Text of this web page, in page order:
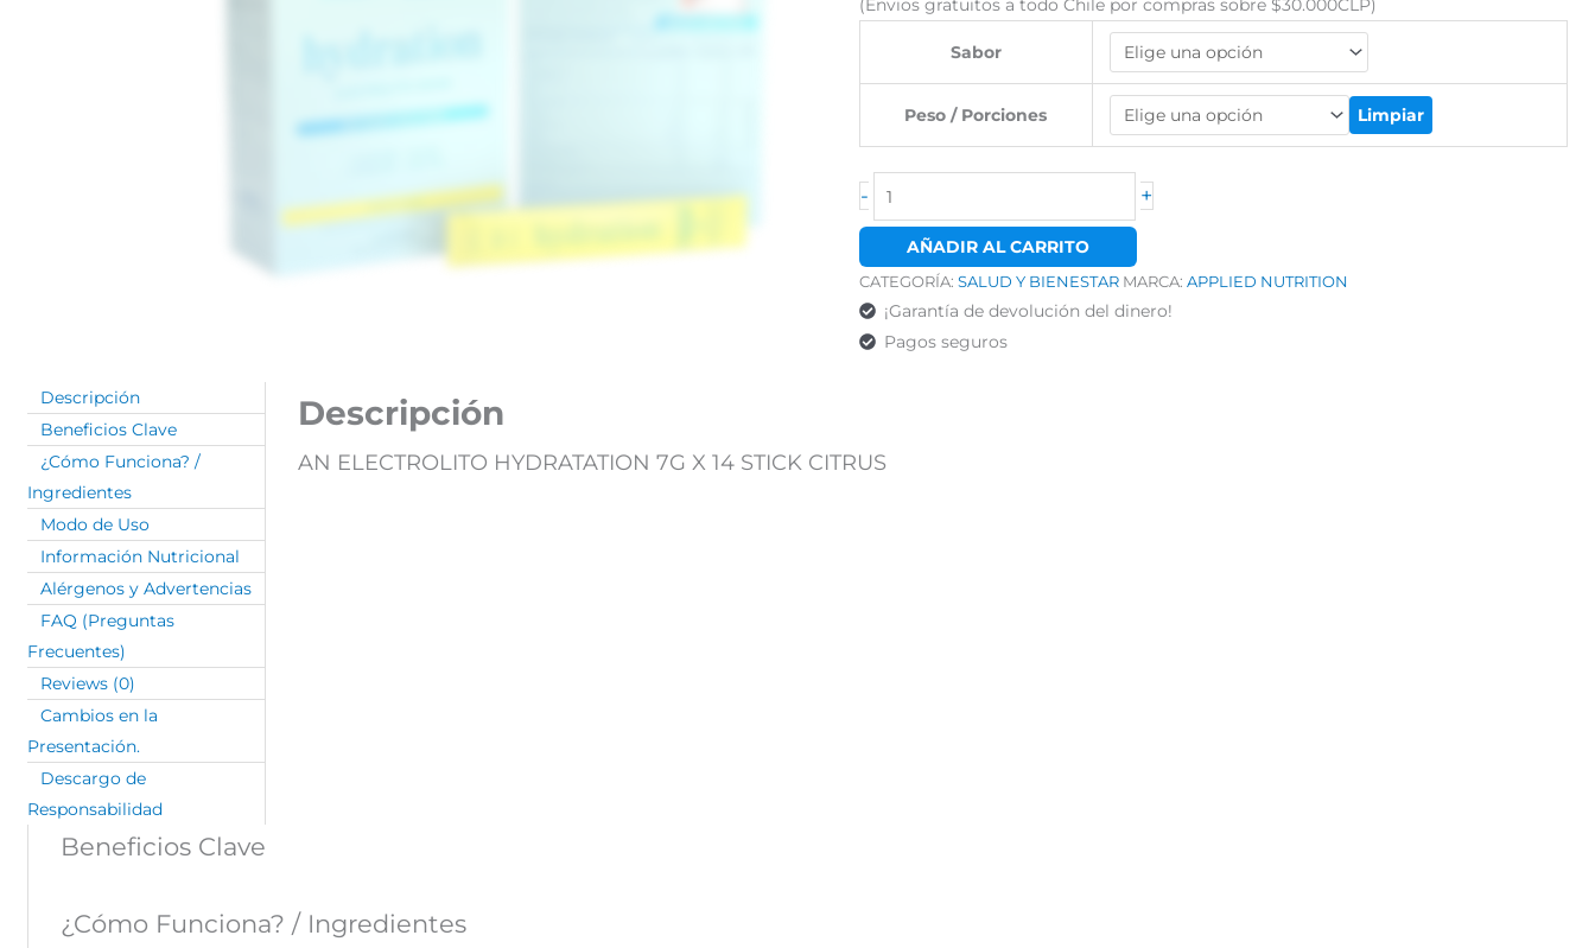
$24.388. es:
$22.925.
(Envios gratuitos a todo Chile por compras sobre $30.000CLP)
Sabor
Peso / Porciones Limpiar
- +
AÑADIR AL CARRITO
CATEGORÍA: SALUD Y BIENESTAR MARCA: APPLIED NUTRITION
¡Garantía de devolución del dinero!
Pagos seguros
Descripción
Beneficios Clave
¿Cómo Funciona? /
Ingredientes
Modo de Uso
Información Nutricional
Alérgenos y Advertencias
FAQ (Preguntas
Frecuentes)
Reviews (0)
Cambios en la
Presentación.
Descargo de
Responsabilidad
Descripción
AN ELECTROLITO HYDRATATION 7G X 14 STICK CITRUS
Beneficios Clave
¿Cómo Funciona? / Ingredientes